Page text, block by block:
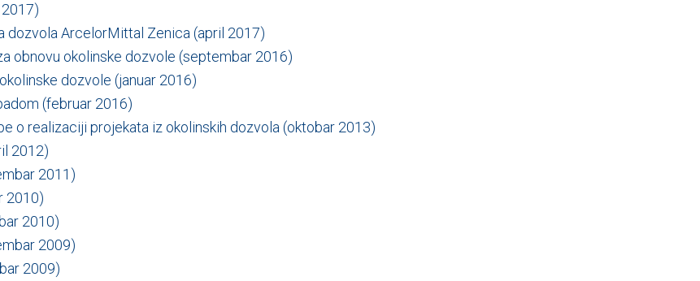
dozvola ArcelorMittal Zenica (april 2017)
obnovu okolinske dozvole (septembar 2016)
dozvole (januar 2016)
(februar 2016)
o realizaciji projekata iz okolinskih dozvola (oktobar 2013)
2012)
2011)
2010)
2010)
2009)
2009)